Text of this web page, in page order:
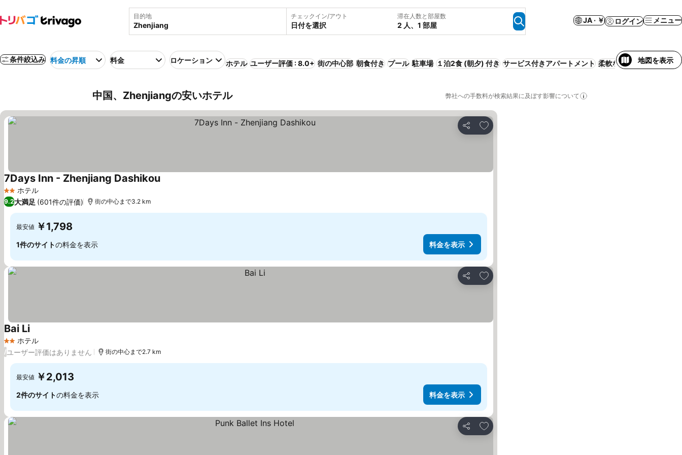
目的地 チェックイン/アウト
日付を選択
滞在人数と部屋数
2 人、1 部屋
JA · ￥ ログイン メニュー
条件絞込み 料金の昇順 料金 ロケーション ホテル ユーザー評価 : 8.0+ 街の中心部 朝食付き プール 駐車場 １泊2食 (朝夕) 付き サービス付きアパートメント 柔軟なキャンセルポリシ
地図を表示
中国、Zhenjiangの安いホテル 弊社への手数料が検索結果に及ぼす影響について
シェア
お気に入りに追加
2 ホテルのランク
ホテル
7Days Inn - Zhenjiang Dashikou料金を表示
9.2大満足 (601件の評価) 街の中心まで3.2 km
最安値 ￥1,798
1件のサイトの料金を表示 料金を表示
シェア
お気に入りに追加
2 ホテルのランク
ホテル
Bai Li料金を表示
/ユーザー評価はありません 街の中心まで2.7 km
最安値 ￥2,013
2件のサイトの料金を表示 料金を表示
シェア
お気に入りに追加